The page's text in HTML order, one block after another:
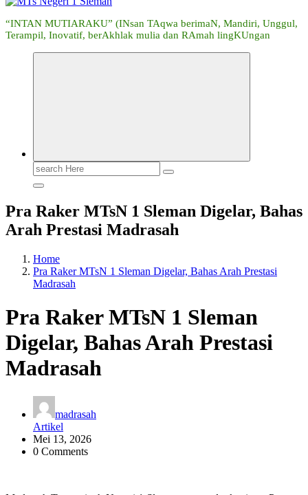
“INTAN MUTIARAKU” (INsan TAqwa berimaN, Mandiri, Unggul,
Terampil, Inovatif, berAkhlak mulia dan RAmah lingKUngan
Search
for:
Pra Raker MTsN 1 Sleman Digelar, Bahas
Arah Prestasi Madrasah
Home
Pra Raker MTsN 1 Sleman Digelar, Bahas Arah Prestasi
Madrasah
Pra Raker MTsN 1 Sleman
Digelar, Bahas Arah Prestasi
Madrasah
madrasah
Artikel
Mei 13, 2026
0 Comments